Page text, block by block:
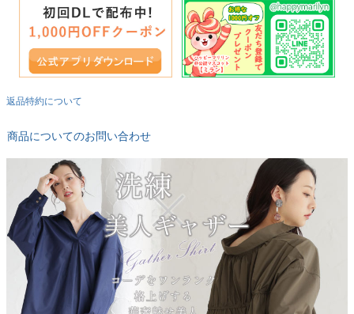
返品特約について
商品についてのお問い合わせ